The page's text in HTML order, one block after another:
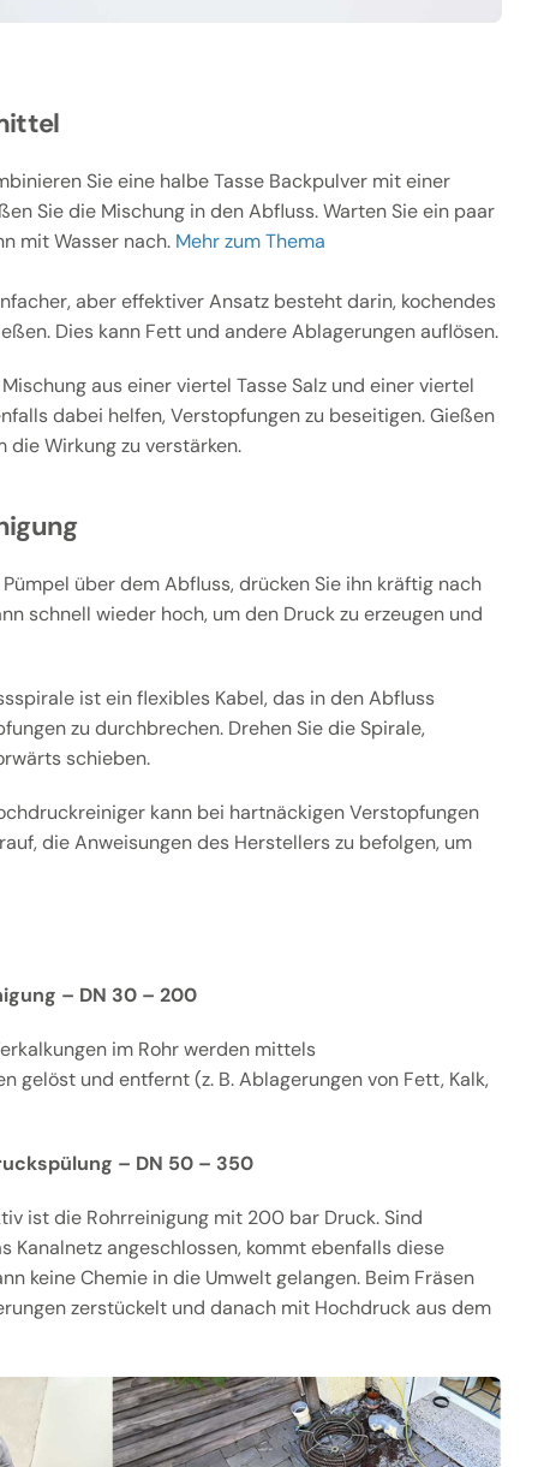
Sie eine halbe Tasse Backpulver mit einer
Sie die Mischung in den Abfluss. Warten Sie ein paar
mit Wasser nach. Mehr zum Thema
aber effektiver Ansatz besteht darin, kochendes
Dies kann Fett und andere Ablagerungen auflösen.
aus einer viertel Tasse Salz und einer viertel
dabei helfen, Verstopfungen zu beseitigen. Gießen
die Wirkung zu verstärken.
über dem Abfluss, drücken Sie ihn kräftig nach
schnell wieder hoch, um den Druck zu erzeugen und
ist ein flexibles Kabel, das in den Abfluss
zu durchbrechen. Drehen Sie die Spirale,
schieben.
kann bei hartnäckigen Verstopfungen
die Anweisungen des Herstellers zu befolgen, um
– DN 30 – 200
im Rohr werden mittels
gelöst und entfernt (z. B. Ablagerungen von Fett, Kalk,
– DN 50 – 350
ist die Rohrreinigung mit 200 bar Druck. Sind
Kanalnetz angeschlossen, kommt ebenfalls diese
keine Chemie in die Umwelt gelangen. Beim Fräsen
zerstückelt und danach mit Hochdruck aus dem